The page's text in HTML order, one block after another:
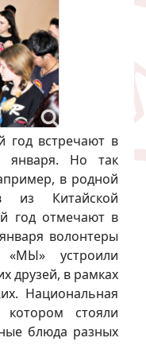
год встречают в
Но так
в родной
из Китайской
год отмечают в
волонтеры
«МЫ» устроили
друзей, в рамках
Национальная
стояли
блюда разных